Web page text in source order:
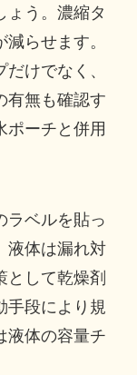
ょう。濃縮タ
らせます。
けでなく、
有無も確認す
ポーチと併用
ラベルを貼っ
液体は漏れ対
として乾燥剤
手段により規
液体の容量チ